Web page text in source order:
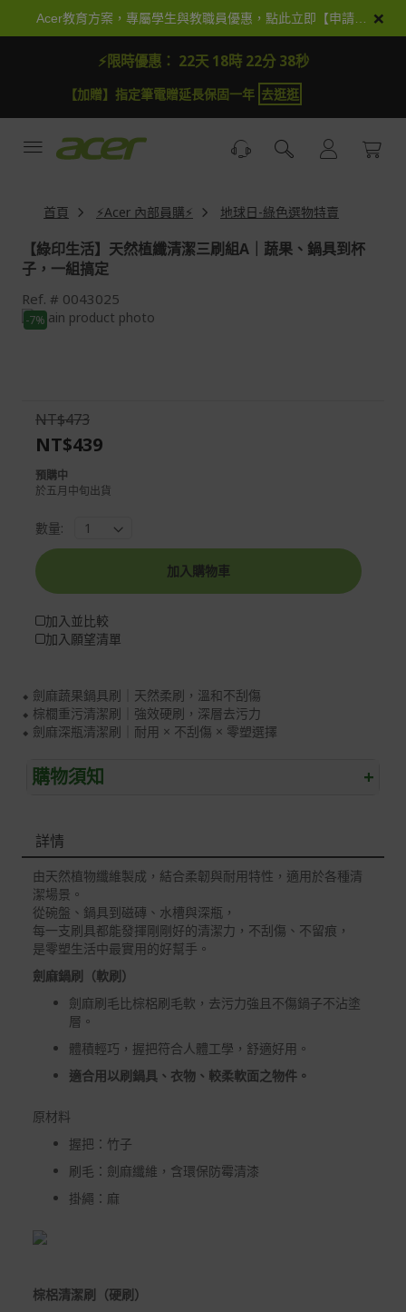
×
⚡限時優惠： 22天 18時 22分 38秒
【加贈】指定筆電贈延長保固一年 去逛逛
首頁 ⚡Acer 內部員購⚡ 地球日-綠色選物特賣
【綠印生活】天然植纖清潔三刷組A｜蔬果、鍋具到杯
子，一組搞定
Ref. 0043025
Skip
to
images
gallery
-7%
Skip
the
images
⬥ 劍麻蔬果鍋具刷｜天然柔刷，溫和不刮傷
⬥ 棕櫚重污清潔刷｜強效硬刷，深層去污力
⬥ 劍麻深瓶清潔刷｜耐用 × 不刮傷 × 零塑選擇
購物須知 +
本網站消費者享有商品到貨七天鑑賞期之權益(鑑賞期並非
試用期)。
到貨七天內消費者有權申請退貨或換貨；超過七天以上(含
假日)，恕無法辦理。
退回之商品必須是全新狀態且完整包裝(含商品、附件、包
商品到貨後進行開箱前請全程錄影以確保自身權益 ! 非商
品本身瑕疵之退貨商品若有上述不完整之情況，本公司有
權向消費者收取相應的整新費用。
者保護法第十九條第二項規定，一經拆封後恕不接受退換
如有相關退換貨服務需求，您可以透過專線或服務信箱聯
繫客服。
配送服務
本站商品除有特別標示收取運費之商品，其餘全館皆可免
NT$473
NT$439
預購中
於五月中旬出貨
數量:
加入購物車
加入並比較
加入願望清單
詳情
由天然植物纖維製成，結合柔韌與耐用特性，適用於各種清
潔場景。
從碗盤、鍋具到磁磚、水槽與深瓶，
每一支刷具都能發揮剛剛好的清潔力，不刮傷、不留痕，
是零塑生活中最實用的好幫手。
劍麻鍋刷（軟刷）
劍麻刷毛比棕梠刷毛軟，去污力強且不傷鍋子不沾塗
層。
體積輕巧，握把符合人體工學，舒適好用。
適合用以刷鍋具、衣物、較柔軟面之物件。
原材料
握把：竹子
刷毛：劍麻纖維，含環保防霉清漆
掛繩：麻
棕梠清潔刷（硬刷）